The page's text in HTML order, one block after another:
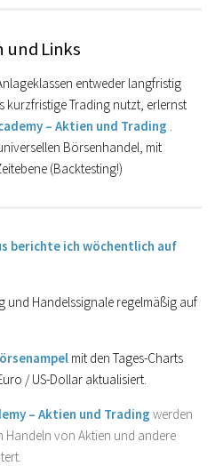
und Links
entweder langfristig
kurzfristige Trading nutzt, erlernst
– Aktien und Trading .
Börsenhandel, mit
(Backtesting!)
berichte ich wöchentlich auf
und Handelssignale regelmäßig auf
mit den Tages-Charts
/ US-Dollar aktualisiert.
– Aktien und Trading werden
Handeln von Aktien und andere